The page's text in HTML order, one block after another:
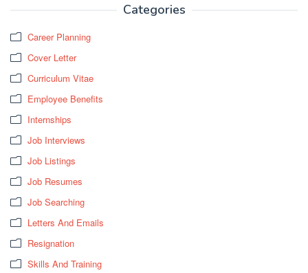
Categories
Career Planning
Cover Letter
Curriculum Vitae
Employee Benefits
Internships
Job Interviews
Job Listings
Job Resumes
Job Searching
Letters And Emails
Resignation
Skills And Training